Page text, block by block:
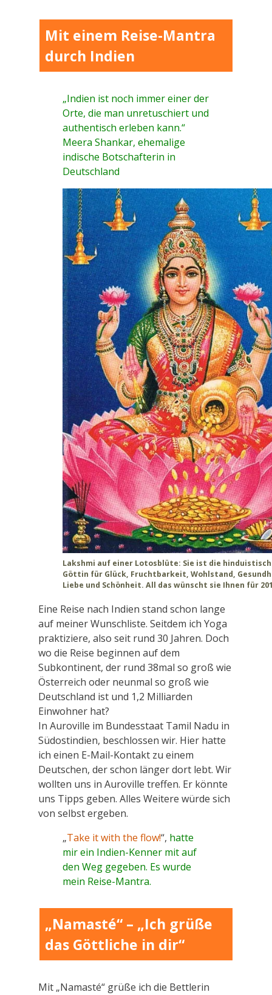
Mit einem Reise-Mantra
durch Indien
„Indien ist noch immer einer der
Orte, die man unretuschiert und
authentisch erleben kann.“
Meera Shankar, ehemalige
indische Botschafterin in
Deutschland
Lakshmi auf einer Lotosblüte: Sie ist die
Göttin für Glück, Fruchtbarkeit, Wohlstand,
Liebe und Schönheit. All das wünscht sie Ihnen für
Eine Reise nach Indien stand schon lange
auf meiner Wunschliste. Seitdem ich Yoga
praktiziere, also seit rund 30 Jahren. Doch
wo die Reise beginnen auf dem
Subkontinent, der rund 38mal so groß wie
Österreich oder neunmal so groß wie
Deutschland ist und 1,2 Milliarden
Einwohner hat?
In Auroville im Bundesstaat Tamil Nadu in
Südostindien, beschlossen wir. Hier hatte
ich einen E-Mail-Kontakt zu einem
Deutschen, der schon länger dort lebt. Wir
wollten uns in Auroville treffen. Er könnte
uns Tipps geben. Alles Weitere würde sich
von selbst ergeben.
„Take it with the flow!“, hatte
mir ein Indien-Kenner mit auf
den Weg gegeben. Es wurde
mein Reise-Mantra.
„Namasté“ – „Ich grüße
das Göttliche in dir“
Mit „Namasté“ grüße ich die Bettlerin